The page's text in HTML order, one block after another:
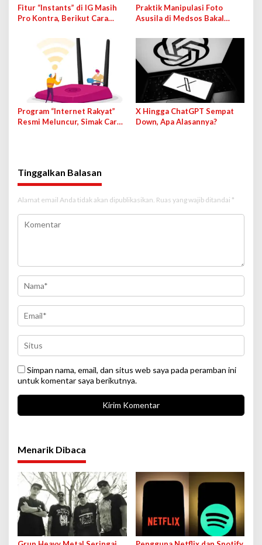
Fitur “Instants” di IG Masih
Pro Kontra, Berikut Cara
Praktik Manipulasi Foto
Asusila di Medsos Bakal
Program “Internet Rakyat”
Resmi Meluncur, Simak Cara
X Hingga ChatGPT Sempat
Down, Apa Alasannya?
Tinggalkan Balasan
Alamat email Anda tidak akan dipublikasikan. Ruas yang wajib ditandai *
Simpan nama, email, dan situs web saya pada peramban ini
untuk komentar saya berikutnya.
Menarik Dibaca